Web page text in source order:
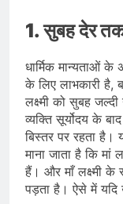
1. सुबह देर
धार्मिक मान्यताओं के
के लिए लाभकारी है,
लक्ष्मी को सुबह
व्यक्ति सूर्योदय के
बिस्तर पर रहता है।
माना जाता है कि
हैं। और माँ लक्ष्मी के
पड़ता है। ऐसे में यदि